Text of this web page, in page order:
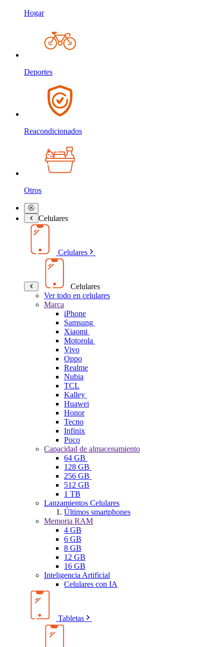
Hogar
Deportes
Reacondicionados
Otros
Celulares
Celulares
Celulares
Ver todo en celulares
Marca
iPhone
Samsung
Xiaomi
Motorola
Vivo
Oppo
Realme
Nubia
TCL
Kalley
Huawei
Honor
Tecno
Infinix
Poco
Capacidad de almacenamiento
64 GB
128 GB
256 GB
512 GB
1 TB
Lanzamientos Celulares
Últimos smartphones
Memoria RAM
4 GB
6 GB
8 GB
12 GB
16 GB
Inteligencia Artificial
Celulares con IA
Tabletas